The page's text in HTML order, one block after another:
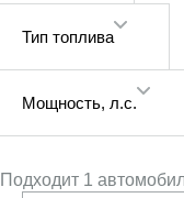
Тип топлива
Мощность, л.с.
Подходит 1